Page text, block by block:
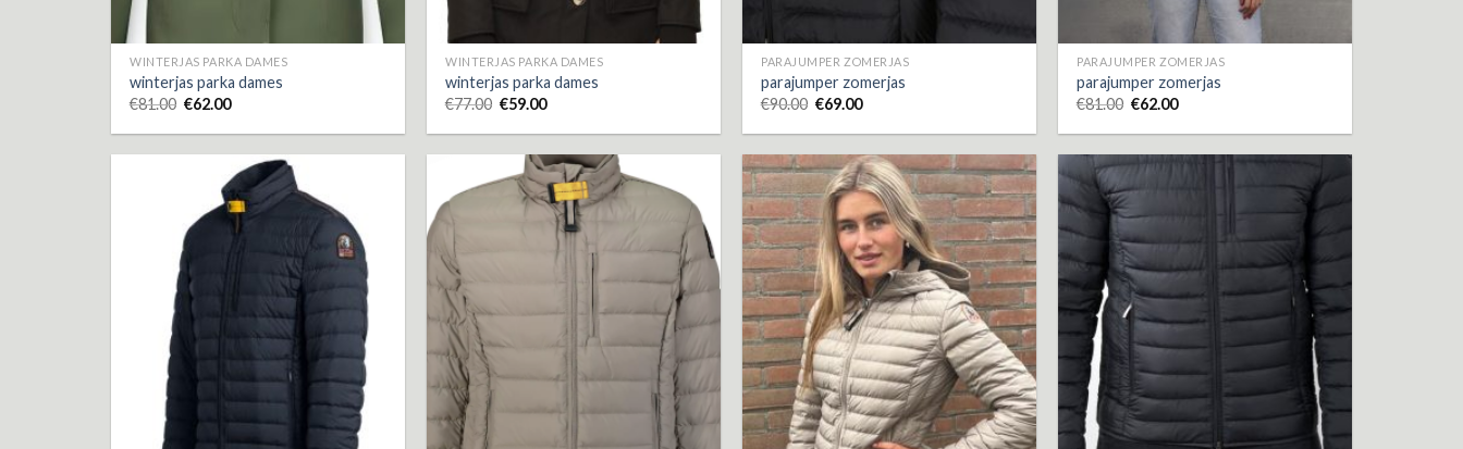
WINTERJAS PARKA DAMES
winterjas parka dames
€81.00 €62.00
WINTERJAS PARKA DAMES
winterjas parka dames
€77.00 €59.00
PARAJUMPER ZOMERJAS
parajumper zomerjas
€90.00 €69.00
PARAJUMPER ZOMERJAS
parajumper zomerjas
€81.00 €62.00